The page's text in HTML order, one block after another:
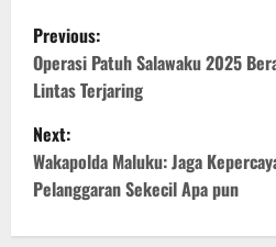
P
o
s
t
n
Previous:
Operasi Patuh Salawaku 2025
Lintas Terjaring
Next:
Wakapolda Maluku: Jaga
Pelanggaran Sekecil Apa pun